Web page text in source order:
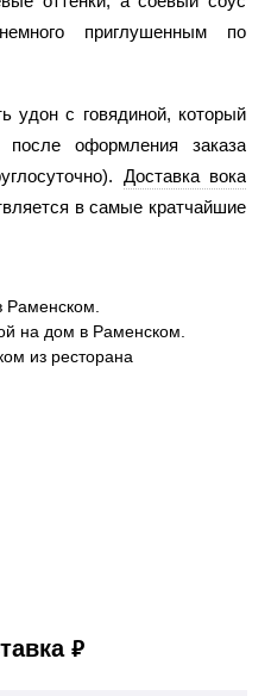
приглушенным по
удон с говядиной, который
после оформления заказа
Доставка вока
в самые кратчайшие
Раменском.
на дом в Раменском.
из ресторана
руб